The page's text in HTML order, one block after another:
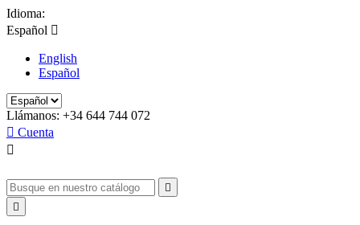
Idioma:
Español 
English
Español
Llámanos: +34 644 744 072
 Cuenta


